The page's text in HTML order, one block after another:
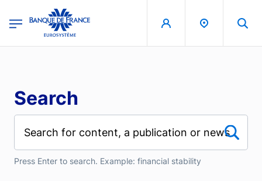
Search
Press Enter to search. Example: financial stability